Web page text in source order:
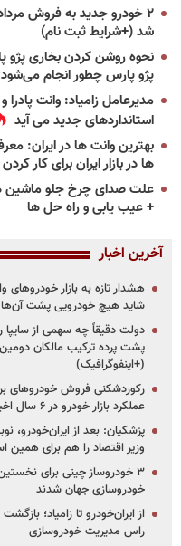
۲ خودرو جدید به فروش
شد (+شرایط ثبت نام)
نحوه روشن کردن بخاری پژو
پژو پارس چطور انجام
مدیرعامل زامیاد: وانت پادرا
استانداردهای جدید می آید
ها در بازار ایران برای کار کردن
علت صدای چرخ جلو ماشین
+ عیب یابی و راه حل ها
آخرین اخبار
هشدار تازه به بازار خودروهای
شاید هیچ خودرویی پشت آن‌ها
دولت دقیقاً چه سهمی از سایپا
پشت پرده ترکیب مالکان دومین
(+اینفوگرافیک)
رکوردشکنی فروش خودروهای
عملکرد بازار خودرو در ۶ سال اخیر
پزشکیان: بعد از ایران‌خودرو،
وزیر اقتصاد را هم برای همین
خودروسازی جهان شدند
از ایران‌خودرو تا زامیاد؛
راس مدیریت خودروسازی